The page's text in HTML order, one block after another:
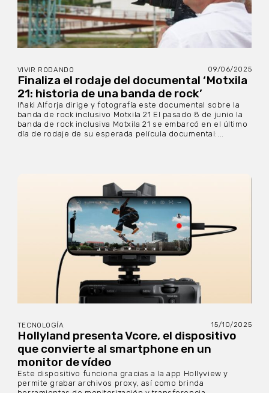
VIVIR RODANDO 09/06/2025
Finaliza el rodaje del documental ‘Motxila
21: historia de una banda de rock’
Iñaki Alforja dirige y fotografía este documental sobre la
banda de rock inclusivo Motxila 21 El pasado 8 de junio la
banda de rock inclusiva Motxila 21 se embarcó en el último
día de rodaje de su esperada película documental:...
TECNOLOGÍA 15/10/2025
Hollyland presenta Vcore, el dispositivo
que convierte al smartphone en un
monitor de vídeo
Este dispositivo funciona gracias a la app Hollyview y
permite grabar archivos proxy, así como brinda